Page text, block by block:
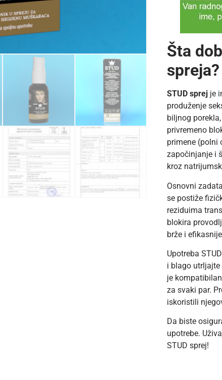
Šta
STUD sprej je
produženje
biljnog
privremeno
primene (polni
započinjanje i
kroz
Osnovni
se postiže
reziduima
blokira
brže i
Upotreba
i blago utrljajte
je
za svaki par.
iskoristili
Da biste
upotrebe.
STUD sprej!